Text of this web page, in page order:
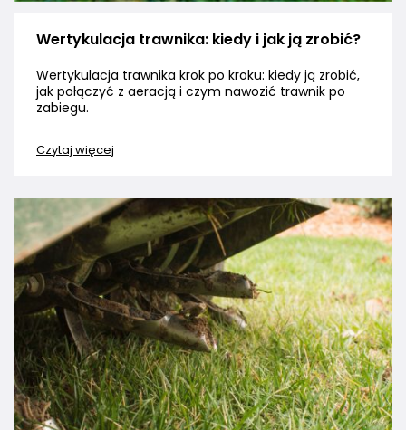
Wertykulacja trawnika: kiedy i jak ją zrobić?
Wertykulacja trawnika krok po kroku: kiedy ją zrobić,
jak połączyć z aeracją i czym nawozić trawnik po
zabiegu.
Czytaj więcej